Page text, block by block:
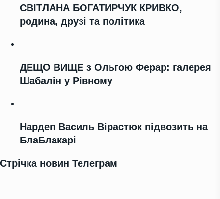
СВІТЛАНА БОГАТИРЧУК КРИВКО,
родина, друзі та політика
ДЕЩО ВИЩЕ з Ольгою Ферар: галерея
Шабалін у Рівному
Нардеп Василь Вірастюк підвозить на
БлаБлакарі
Стрічка новин Телеграм